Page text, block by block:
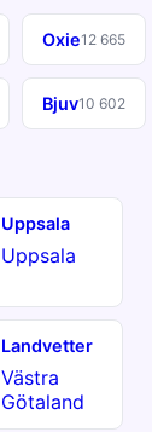
Oxie12 665
Bjuv10 602
Uppsala
Uppsala
Landvetter
Västra
Götaland